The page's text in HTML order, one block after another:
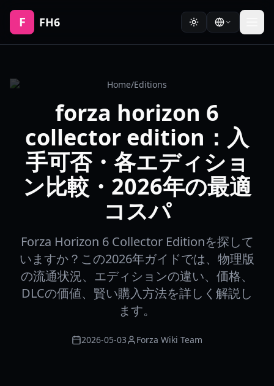
F FH6
Home/Editions
forza horizon 6
collector edition：入
手可否・各エディショ
ン比較・2026年の最適
コスパ
Forza Horizon 6 Collector Editionを探して
いますか？この2026年ガイドでは、物理版
の流通状況、エディションの違い、価格、
DLCの価値、賢い購入方法を詳しく解説し
ます。
2026-05-03 Forza Wiki Team